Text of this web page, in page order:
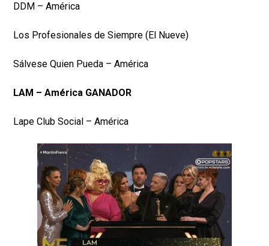
DDM – América
Los Profesionales de Siempre (El Nueve)
Sálvese Quien Pueda – América
LAM – América GANADOR
Lape Club Social – América